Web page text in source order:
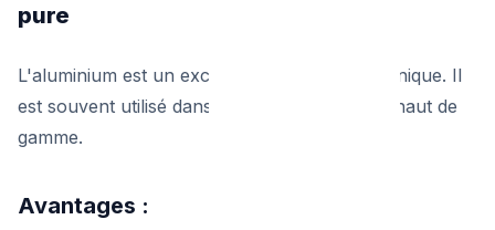
pure
L'aluminium est un excellent compromis technique. Il
est souvent utilisé dans les radiateurs design haut de
gamme.
Avantages :